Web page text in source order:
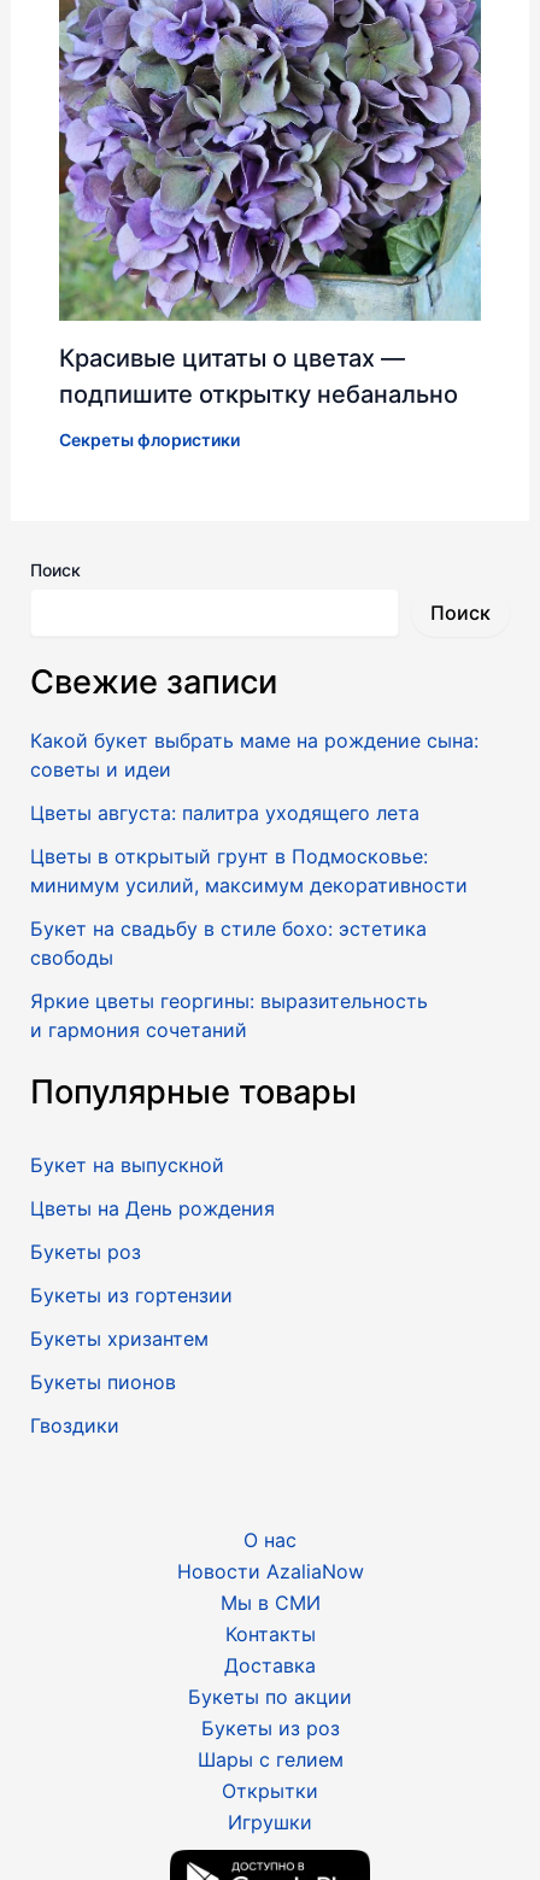
Красивые цитаты о цветах —
подпишите открытку небанально
Секреты флористики
Поиск
Поиск
Свежие записи
Какой букет выбрать маме на рождение сына:
советы и идеи
Цветы августа: палитра уходящего лета
Цветы в открытый грунт в Подмосковье:
минимум усилий, максимум декоративности
Букет на свадьбу в стиле бохо: эстетика
свободы
Яркие цветы георгины: выразительность
и гармония сочетаний
Популярные товары
Букет на выпускной
Цветы на День рождения
Букеты роз
Букеты из гортензии
Букеты хризантем
Букеты пионов
Гвоздики
О нас
Новости AzaliaNow
Мы в СМИ
Контакты
Доставка
Букеты по акции
Букеты из роз
Шары с гелием
Открытки
Игрушки